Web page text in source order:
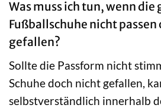
Was muss ich tun, wenn
Fußballschuhe nicht
gefallen?
Sollte die Passform nicht
Schuhe doch nicht gefallen,
selbstverständlich innerhalb